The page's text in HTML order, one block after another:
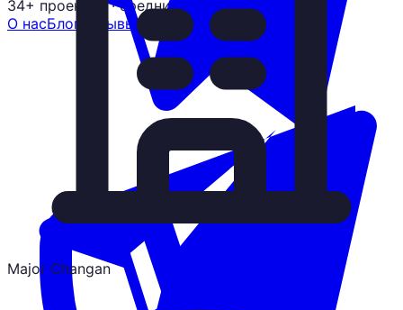
34+ проектов · средний рост x3
О насБлог Отзывы Вакансии Контакты
Major Changan